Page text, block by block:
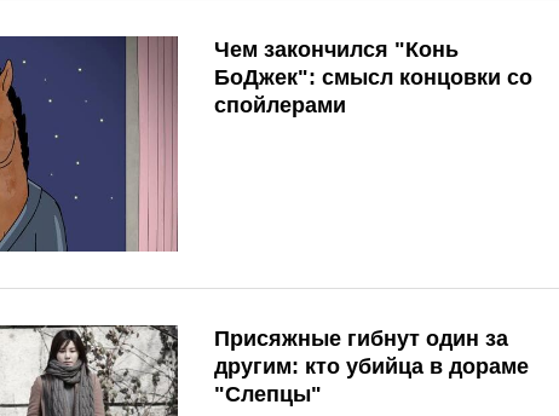
Чем закончился "Конь
БоДжек": смысл концовки со
спойлерами
Присяжные гибнут один за
другим: кто убийца в дораме
"Слепцы"